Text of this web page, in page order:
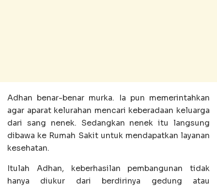
Adhan benar-benar murka. Ia pun memerintahkan
agar aparat kelurahan mencari keberadaan keluarga
dari sang nenek. Sedangkan nenek itu langsung
dibawa ke Rumah Sakit untuk mendapatkan layanan
kesehatan.
Itulah Adhan, keberhasilan pembangunan tidak
hanya diukur dari berdirinya gedung atau